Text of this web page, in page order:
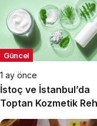
Güncel
1 ay önce
İstoç ve İstanbul’da
Toptan Kozmetik